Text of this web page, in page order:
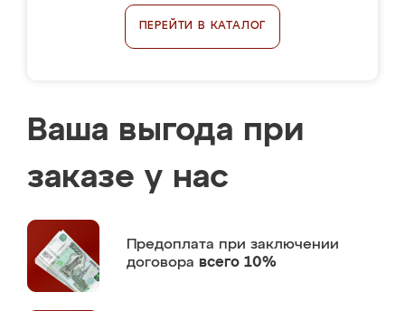
ПЕРЕЙТИ В КАТАЛОГ
Ваша выгода при
заказе у нас
Предоплата при заключении
договора всего 10%